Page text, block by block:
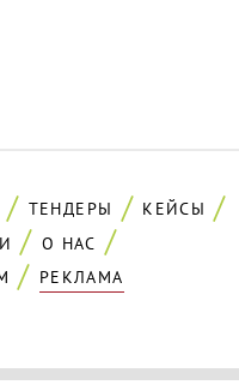
ТЕНДЕРЫ
КЕЙСЫ
О НАС
РЕКЛАМА